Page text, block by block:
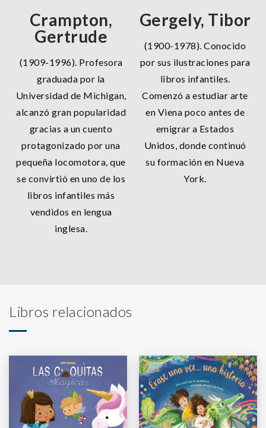
Crampton,
Gertrude
(1909-1996). Profesora
graduada por la
Universidad de Michigan,
alcanzó gran popularidad
gracias a un cuento
protagonizado por una
pequeña locomotora, que
se convirtió en uno de los
libros infantiles más
vendidos en lengua
inglesa.
Gergely, Tibor
(1900-1978). Conocido
por sus ilustraciones para
libros infantiles.
Comenzó a estudiar arte
en Viena poco antes de
emigrar a Estados
Unidos, donde continuó
su formación en Nueva
York.
Libros relacionados